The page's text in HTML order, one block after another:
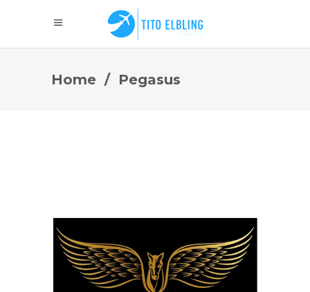
Home / Pegasus